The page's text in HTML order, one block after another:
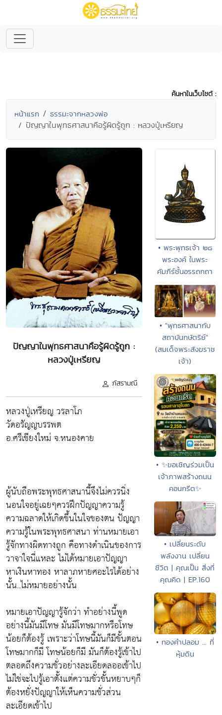
ค้นหาในเว็บไซต์ :
หน้าแรก ธรรมะจากหลวงพ่อ
ปัญญาในพุทธศาสนาคือรู้ผิดรู้ถูก : หลวงปู่เหรียญ
ปัญญาในพุทธศาสนาคือรู้ผิดรู้ถูก :
หลวงปู่เหรียญ
ภัสรามณี
หลวงปู่เหรียญ วรลาโภ
วัดอรัญญบรรพต
อ.ศรีเชียงใหม่ จ.หนองคาย
ผู้นับถือพระพุทธศาสนานี้จึงไม่ควรนิ่ง
นอนใจอยู่เฉยๆควรฝึกปัญญาความรู้
ความฉลาดให้เกิดขึ้นในใจของตน ปัญญา
ความรู้ในพระพุทธศาสนา ท่านหมายเอา
รู้จักทางผิดทางถูก คือทางดำเนินของการ
วาจาใจนี่แหละ ไม่ได้หมายเอาปัญญา
หาเงินหาทอง หาลาภหายศอะไรได้อย่าง
นั้น..ไม่หมายอย่างนั้น
หมายเอาปัญญารู้จักว่า ทำอย่างนี้พูด
อย่างนี้มันมีโทษ มันมีโทษมากหรือโทษ
น้อยก็ต้องรู้ เพราะว่าโทษนี้มันก็มีขั้นตอน
โทษมากก็มี โทษน้อยก็มี มันก็ต้องรู้เข้าไป
ตลอดถึงความชั่วอย่างละเอียดลออเข้าไป
ไม่ใช่จะไปรู้เอาตั้งแต่ความชั่วขั้นหยาบๆก็
ต้องหยั่งปัญญาให้เห็นความชั่วส่วน
ละเอียดเข้าไป
• พระพุทธเจ้า ๒๘
พระองค์ ในพระ
คัมภีร์ชั้นอรรถกถา
• "พุทธศาสนากับ
สถาบันกษัตริย์"
(สมเด็จพระสังฆราช
เจ้า)
• ✨ขอเชิญร่วมเป็น
เจ้าภาพสร้างถนน
คอนกรีต✨
• เปลี่ยนระดับ
พลังงาน เปลี่ยน
ชีวิต | คุณเป็น สิ่งที่
คุณคิด | EP.160
• ทองคำปลอม ... ที่
หุ้มดิน